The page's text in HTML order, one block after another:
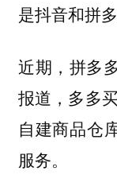
是抖音和拼
近期，拼多
报道，多多
自建商品仓
服务。